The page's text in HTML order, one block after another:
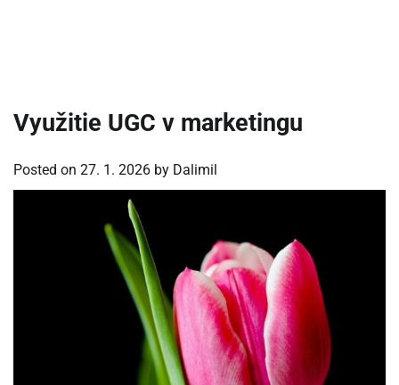
Využitie UGC v marketingu
Posted on 27. 1. 2026 by Dalimil